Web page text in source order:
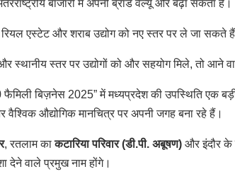
बाजारों में अपनी ब्रांड वैल्यू और बढ़ा सकता है।
एस्टेट और शराब उद्योग को नए स्तर पर ले जा सकते
स्थानीय स्तर पर उद्योगों को और सहयोग मिले, तो आने
फैमिली बिज़नेस 2025” में मध्यप्रदेश की उपस्थिति एक
वैश्विक औद्योगिक मानचित्र पर अपनी जगह बना रहे हैं।
, रतलाम काकटारिया परिवार (डी.पी. अबूषण) और इंदौर के
देने वाले प्रमुख नाम होंगे।